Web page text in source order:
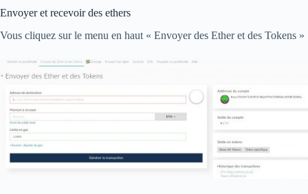
Envoyer et recevoir des ethers
Vous cliquez sur le menu en haut « Envoyer des Ether et des Tokens »